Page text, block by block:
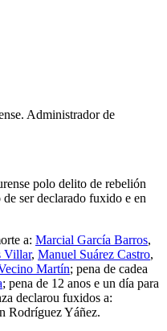
Administrador de
polo delito de rebelión
ser declarado fuxido e en
a: Marcial García Barros,
Villar, Manuel Suárez Castro,
Martín; pena de cadea
; pena de 12 anos e un día para
declarou fuxidos a:
Rodríguez Yáñez.